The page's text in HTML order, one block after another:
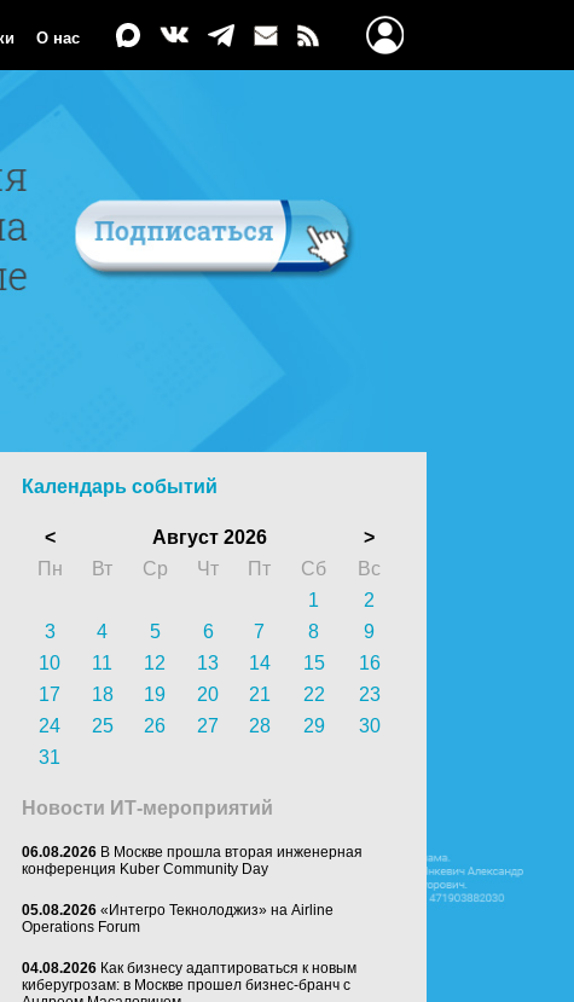
О нас
Календарь событий
< Август 2026
>
Пн
Вт Ср Чт Пт Сб
Вс
1
2
3
4 5 6 7 8
9
10
11 12 13 14 15
16
17
18 19 20 21 22
23
24
25 26 27 28 29
30
31
Новости ИТ-мероприятий
06.08.2026 В Москве прошла вторая инженерная
конференция Kuber Community Day
05.08.2026 «Интегро Текнолоджиз» на Airline
Operations Forum
04.08.2026 Как бизнесу адаптироваться к новым
киберугрозам: в Москве прошел бизнес-бранч с